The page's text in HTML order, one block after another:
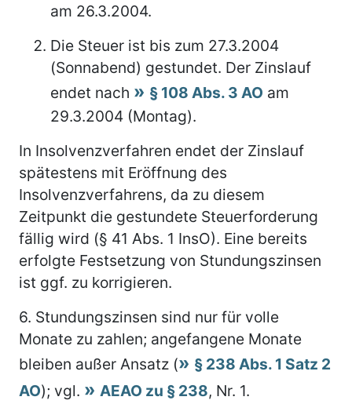
am 26.3.2004.
Die Steuer ist bis zum 27.3.2004
(Sonnabend) gestundet. Der Zinslauf
endet nach
§ 108 Abs. 3 AO am
29.3.2004 (Montag).
In Insolvenzverfahren endet der Zinslauf
spätestens mit Eröffnung des
Insolvenzverfahrens, da zu diesem
Zeitpunkt die gestundete Steuerforderung
fällig wird (§ 41 Abs. 1 InsO). Eine bereits
erfolgte Festsetzung von Stundungszinsen
ist ggf. zu korrigieren.
6. Stundungszinsen sind nur für volle
Monate zu zahlen; angefangene Monate
bleiben außer Ansatz (
§ 238 Abs. 1 Satz 2
AO); vgl. AEAO zu § 238, Nr. 1.